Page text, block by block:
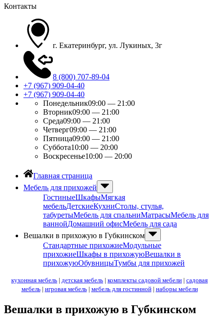
Контакты
г. Екатеринбург, ул. Лукиных, 3г
8 (800) 707-89-04
+7 (967) 909-04-40
+7 (967) 909-04-40
Понедельник09:00 — 21:00
Вторник09:00 — 21:00
Среда09:00 — 21:00
Четверг09:00 — 21:00
Пятница09:00 — 21:00
Суббота10:00 — 20:00
Воскресенье10:00 — 20:00
Главная страница
Мебель для прихожей
ГостиныеШкафыМягкая
мебельДетскиеКухниСтолы, стулья,
табуретыМебель для спальниМатрасыМебель для
ваннойДомашний офисМебель для сада
Вешалки в прихожую в Губкинском
Стандартные прихожиеМодульные
прихожиеШкафы в прихожуюВешалки в
прихожуюОбувницыТумбы для прихожей
кухонная мебель | детская мебель | комплекты садовой мебели | садовая
мебель| игровая мебель| мебель для гостинной| наборы мебели
Вешалки в прихожую в Губкинском